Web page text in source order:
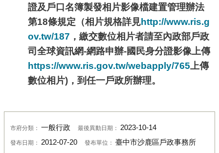
證及戶口名簿製發相片影像檔建置管理辦法
第18條規定（相片規格詳見http://www.ris.g
ov.tw/187 ，繳交數位相片者請至內政部戶政
司全球資訊網-網路申辦-國民身分證影像上傳
https://www.ris.gov.tw/webapply/765上傳
數位相片)，到任一戶政所辦理。
市府分類： 一般行政 最後異動日期： 2023-10-14
發布日期： 2012-07-20 發布單位： 臺中市沙鹿區戶政事務所